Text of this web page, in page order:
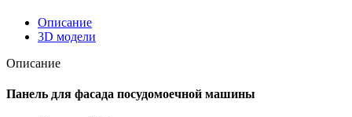
Описание
3D модели
Описание
Панель для фасада посудомоечной машины